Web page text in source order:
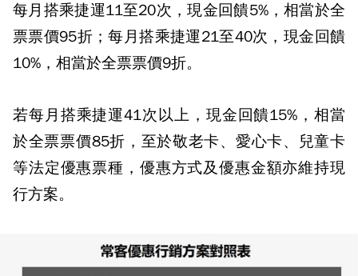
每月搭乘捷運11至20次，現金回饋5%，相當於全
票票價95折；每月搭乘捷運21至40次，現金回饋
10%，相當於全票票價9折。
若每月搭乘捷運41次以上，現金回饋15%，相當
於全票票價85折，至於敬老卡、愛心卡、兒童卡
等法定優惠票種，優惠方式及優惠金額亦維持現
行方案。